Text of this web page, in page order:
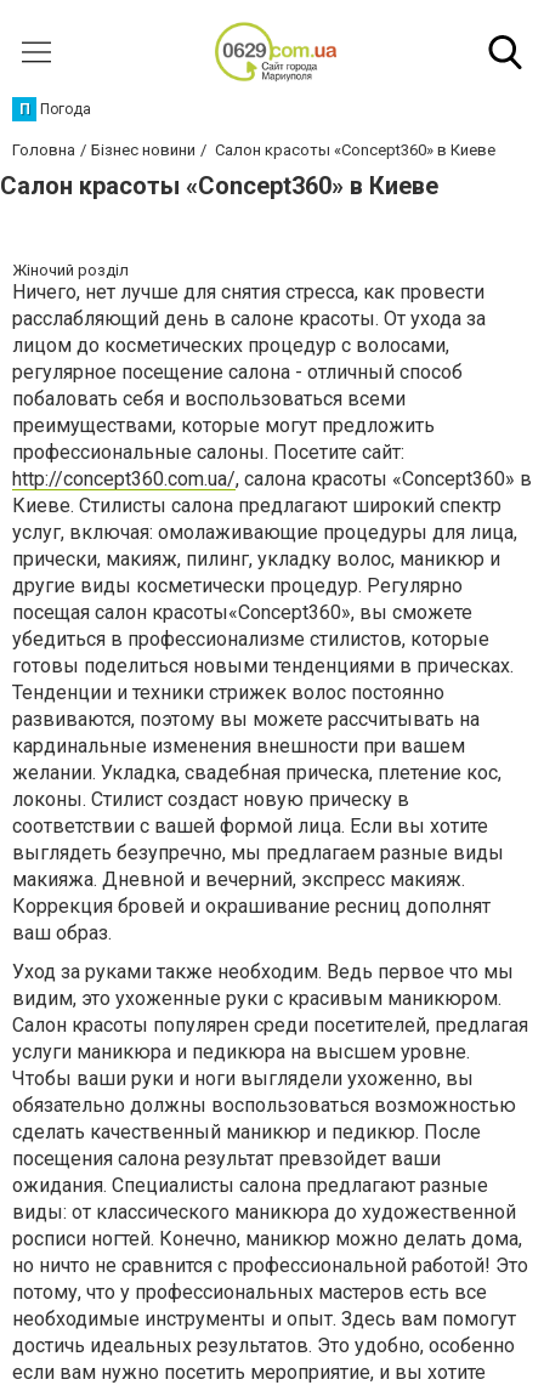
П Погода
Головна Бізнес новини Салон красоты «Concept360» в Киеве
Салон красоты «Concept360» в Киеве
Жіночий розділ
Ничего, нет лучше для снятия стресса, как провести
расслабляющий день в салоне красоты. От ухода за
лицом до косметических процедур с волосами,
регулярное посещение салона - отличный способ
побаловать себя и воспользоваться всеми
преимуществами, которые могут предложить
профессиональные салоны. Посетите сайт:
http://concept360.com.ua/, салона красоты «Concept360» в
Киеве. Стилисты салона предлагают широкий спектр
услуг, включая: омолаживающие процедуры для лица,
прически, макияж, пилинг, укладку волос, маникюр и
другие виды косметически процедур. Регулярно
посещая салон красоты«Concept360», вы сможете
убедиться в профессионализме стилистов, которые
готовы поделиться новыми тенденциями в прическах.
Тенденции и техники стрижек волос постоянно
развиваются, поэтому вы можете рассчитывать на
кардинальные изменения внешности при вашем
желании. Укладка, свадебная прическа, плетение кос,
локоны. Стилист создаст новую прическу в
соответствии с вашей формой лица. Если вы хотите
выглядеть безупречно, мы предлагаем разные виды
макияжа. Дневной и вечерний, экспресс макияж.
Коррекция бровей и окрашивание ресниц дополнят
ваш образ.
Уход за руками также необходим. Ведь первое что мы
видим, это ухоженные руки с красивым маникюром.
Салон красоты популярен среди посетителей, предлагая
услуги маникюра и педикюра на высшем уровне.
Чтобы ваши руки и ноги выглядели ухоженно, вы
обязательно должны воспользоваться возможностью
сделать качественный маникюр и педикюр. После
посещения салона результат превзойдет ваши
ожидания. Специалисты салона предлагают разные
виды: от классического маникюра до художественной
росписи ногтей. Конечно, маникюр можно делать дома,
но ничто не сравнится с профессиональной работой! Это
потому, что у профессиональных мастеров есть все
необходимые инструменты и опыт. Здесь вам помогут
достичь идеальных результатов. Это удобно, особенно
если вам нужно посетить мероприятие, и вы хотите